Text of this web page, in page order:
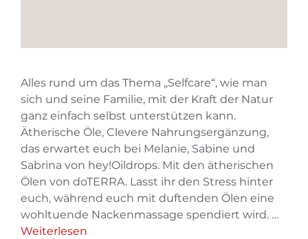
Alles rund um das Thema „Selfcare“, wie man
sich und seine Familie, mit der Kraft der Natur
ganz einfach selbst unterstützen kann.
Ätherische Öle, Clevere Nahrungsergänzung,
das erwartet euch bei Melanie, Sabine und
Sabrina von hey!Oildrops. Mit den ätherischen
Ölen von doTERRA. Lasst ihr den Stress hinter
euch, während euch mit duftenden Ölen eine
wohltuende Nackenmassage spendiert wird. …
Weiterlesen